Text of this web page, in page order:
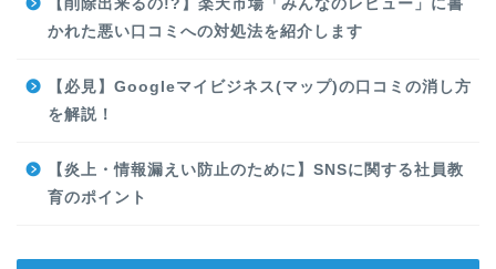
【削除出来るの!?】楽天市場「みんなのレビュー」に書
かれた悪い口コミへの対処法を紹介します
【必見】Googleマイビジネス(マップ)の口コミの消し方
を解説！
【炎上・情報漏えい防止のために】SNSに関する社員教
育のポイント